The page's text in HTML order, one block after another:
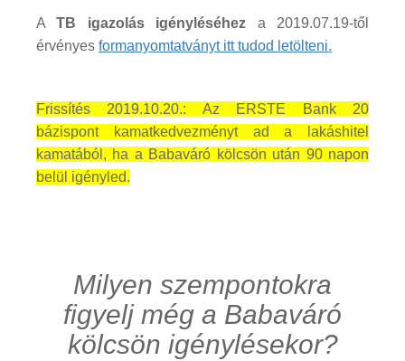
ATB igazolás igényléséhez a 2019.07.19-től
érvényes formanyomtatványt itt tudod letölteni.
Frissítés 2019.10.20.: Az ERSTE Bank 20
bázispont kamatkedvezményt ad a lakáshitel
kamatából, ha a Babaváró kölcsön után 90 napon
belül igényled.
Milyen szempontokra
figyelj még a Babaváró
kölcsön igénylésekor?